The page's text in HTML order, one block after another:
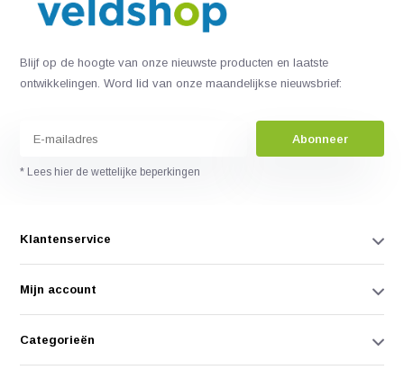
Blijf op de hoogte van onze nieuwste producten en laatste
ontwikkelingen. Word lid van onze maandelijkse nieuwsbrief:
Abonneer
* Lees hier de wettelijke beperkingen
Klantenservice
Mijn account
Categorieën